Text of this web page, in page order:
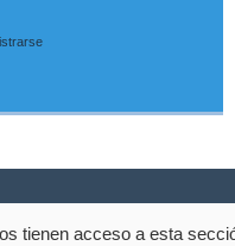
tienen acceso a esta